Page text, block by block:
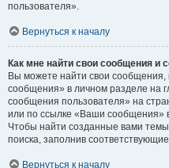
пользователя».
Вернуться к началу
Как мне найти свои сообщения и
Вы можете найти свои сообщения,
сообщения» в личном разделе на
сообщения пользователя» на
или по ссылке «Ваши сообщения»
Чтобы найти созданные вами
поиска, заполнив
Вернуться к началу